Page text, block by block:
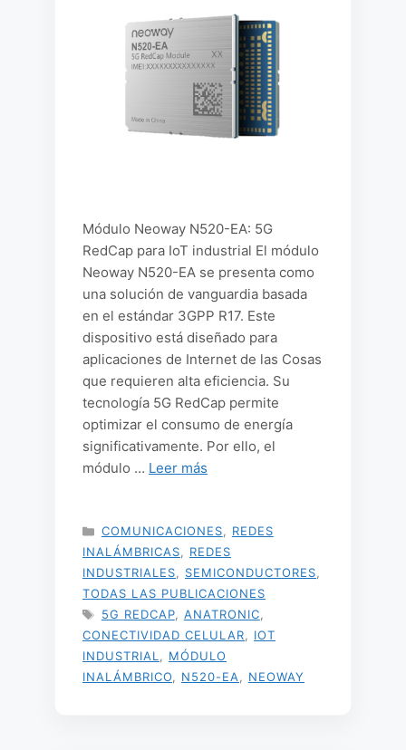
Módulo Neoway N520-EA: 5G
RedCap para IoT industrial El módulo
Neoway N520-EA se presenta como
una solución de vanguardia basada
en el estándar 3GPP R17. Este
dispositivo está diseñado para
aplicaciones de Internet de las Cosas
que requieren alta eficiencia. Su
tecnología 5G RedCap permite
optimizar el consumo de energía
significativamente. Por ello, el
módulo … Leer más
CATEGORÍAS
COMUNICACIONES
REDES
INALÁMBRICAS
REDES
INDUSTRIALES
SEMICONDUCTORES
TODAS LAS PUBLICACIONES
ETIQUETAS
5G REDCAP, ANATRONIC
CONECTIVIDAD CELULAR
IOT
INDUSTRIAL
MÓDULO
INALÁMBRICO
N520-EA NEOWAY